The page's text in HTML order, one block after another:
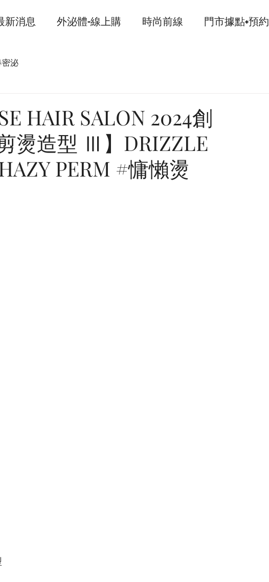
新消息 外泌體-線上購 時尚前線 門市據點+預約
泌
HAIR SALON 2024創
燙造型 Ⅲ】DRIZZLE
PERM #慵懶燙